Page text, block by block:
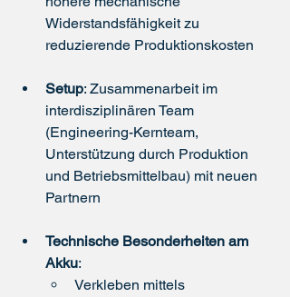
Widerstandsfähigkeit zu
reduzierende Produktionskosten
Setup: Zusammenarbeit im
interdisziplinären Team
(Engineering-Kernteam,
Unterstützung durch Produktion
und Betriebsmittelbau) mit neuen
Partnern
Technische Besonderheiten am
Akku:
Verkleben mittels